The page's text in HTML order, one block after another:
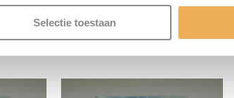
Selectie toestaan